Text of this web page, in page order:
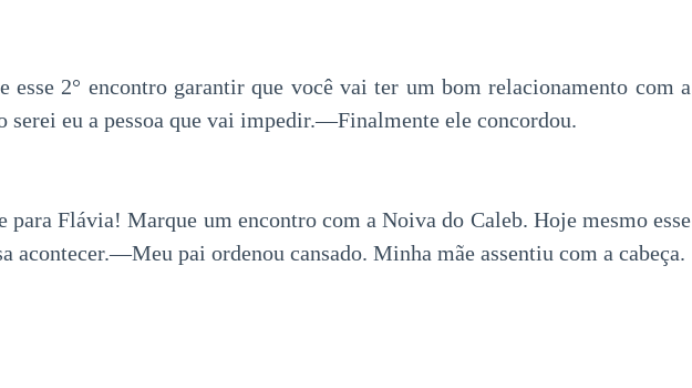
esse 2° encontro garantir que você vai ter um bom relacionamento com a
serei eu a pessoa que vai impedir.—Finalmente ele concordou.
Flávia! Marque um encontro com a Noiva do Caleb. Hoje mesmo esse
acontecer.—Meu pai ordenou cansado. Minha mãe assentiu com a cabeça.